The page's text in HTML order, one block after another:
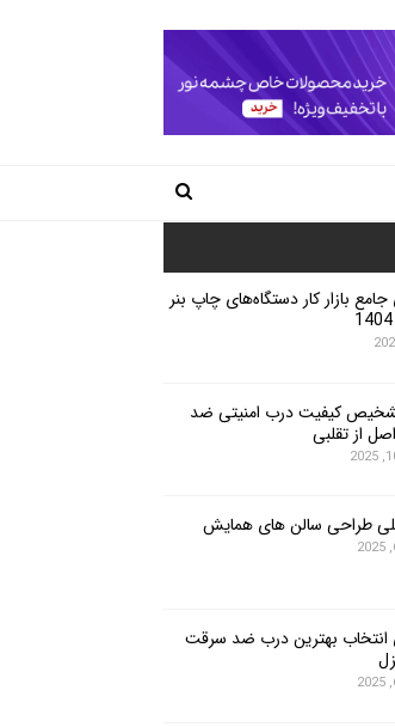
جامع بازار کار دستگاه‌های چاپ بنر
کیفیت درب امنیتی ضد
از تقلبی
طراحی سالن های همایش
انتخاب بهترین درب ضد سرقت